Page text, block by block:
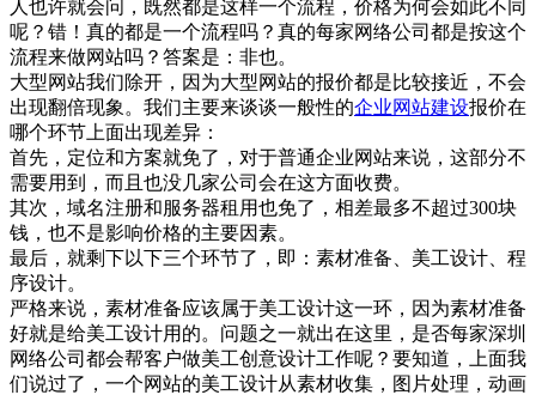
人也许就会问，既然都是这样一个流程，价格为何会如此不同
呢？错！真的都是一个流程吗？真的每家网络公司都是按这个
流程来做网站吗？答案是：非也。
大型网站我们除开，因为大型网站的报价都是比较接近，不会
出现翻倍现象。我们主要来谈谈一般性的企业网站建设报价在
哪个环节上面出现差异：
首先，定位和方案就免了，对于普通企业网站来说，这部分不
需要用到，而且也没几家公司会在这方面收费。
其次，域名注册和服务器租用也免了，相差最多不超过300块
钱，也不是影响价格的主要因素。
最后，就剩下以下三个环节了，即：素材准备、美工设计、程
序设计。
严格来说，素材准备应该属于美工设计这一环，因为素材准备
好就是给美工设计用的。问题之一就出在这里，是否每家深圳
网络公司都会帮客户做美工创意设计工作呢？要知道，上面我
们说过了，一个网站的美工设计从素材收集，图片处理，动画